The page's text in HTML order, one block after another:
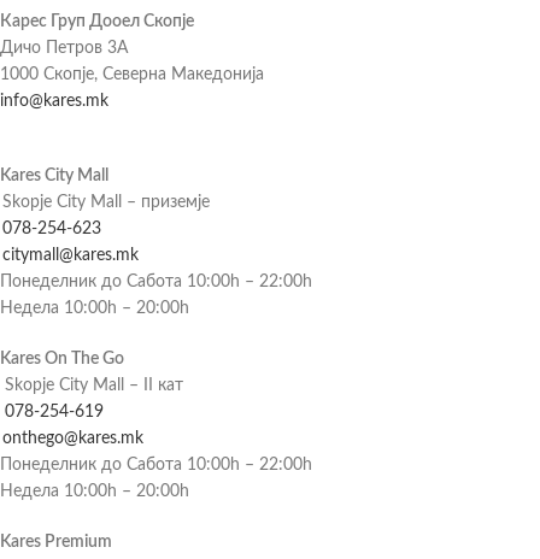
Карес Груп Дооел Скопје
Дичо Петров 3А
1000 Скопје, Северна Македонија
info@kares.mk
Kares City Mall
Skopje City Mall – приземје
078-254-623
citymall@kares.mk
Понеделник до Сабота 10:00h – 22:00h
Недела 10:00h – 20:00h
Kares On The Go
Skopje City Mall – II кат
078-254-619
onthego@kares.mk
Понеделник до Сабота 10:00h – 22:00h
Недела 10:00h – 20:00h
Kares Premium